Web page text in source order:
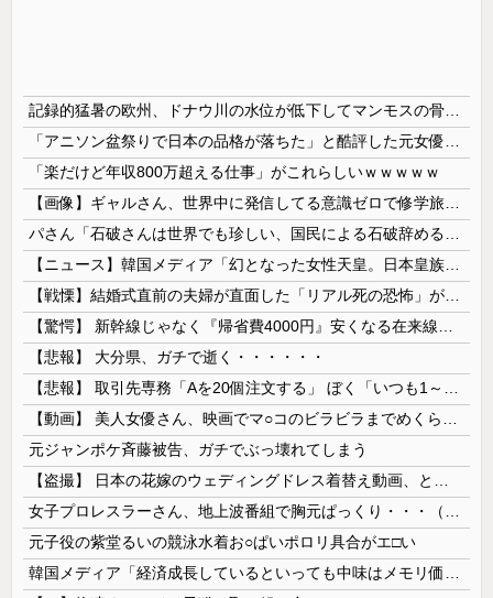
「楽だけど年収800万超える仕事」がこれらしいｗｗｗｗｗ
【悲報】 大分県、ガチで逝く・・・・・・
元ジャンポケ斉藤被告、ガチでぶっ壊れてしまう
元子役の紫堂るいの競泳水着お○ぱいポロリ具合がエ□い